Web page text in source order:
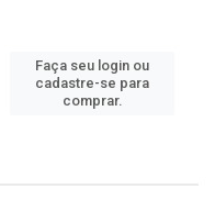
Faça seu login ou
cadastre-se para
comprar.